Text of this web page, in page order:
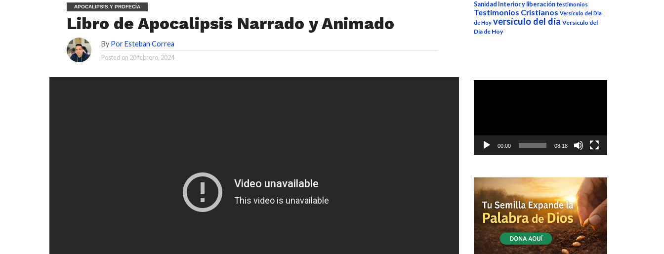
APOCALIPSIS Y PROFECÍA
Libro de Apocalipsis Narrado y Animado
By Por Esteban Correa
Posted on 20 febrero, 2024
Sanidad Interior y liberación testimonios
Testimonios Cristianos Versículo del Dia
de Hoy versículo del día Versículo del
Día de Hoy
Reproductor
00:00 08:18